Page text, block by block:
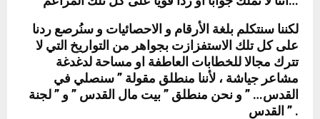
لكننا سنتكلم بلغة الأرقام و الاحصائيات و سنُرصع ردنا
على كل تلك الاستفزازت بجواهر من التواريخ التي لا
تترك مجالا للخطابات العاطفة او مساحة لدغدغة
مشاعر جياشة ، لأننا منطلق مقولة ” سنصلي في
القدس… ” و نحن منطلق ” بيت مال القدس ” و ” لجنة
القدس ” .